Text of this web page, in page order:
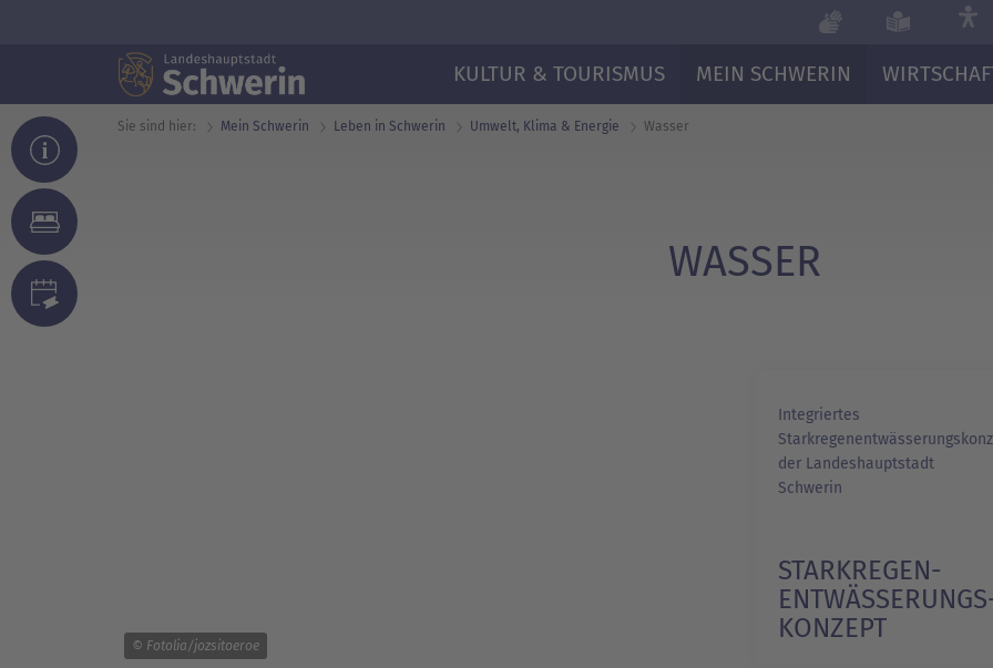
KULTUR & TOURISMUS MEIN SCHWERIN
Sie sind hier: Mein Schwerin Leben in Schwerin Umwelt, Klima & Energie Wasser
WASSER
© Fotolia/jozsitoeroe
STARKREGEN­
KONZEPT
Integriertes
der Landeshauptstadt
Schwerin